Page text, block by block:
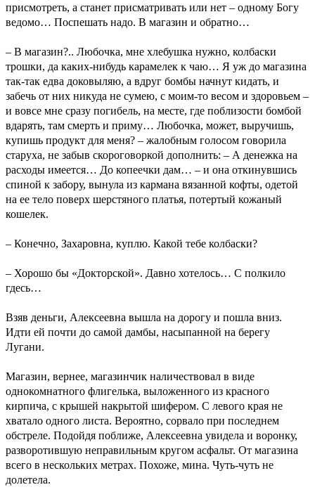
присмотреть, а станет присматривать или нет – одному Богу
ведомо… Поспешать надо. В магазин и обратно…
– В магазин?.. Любочка, мне хлебушка нужно, колбаски
трошки, да каких-нибудь карамелек к чаю… Я уж до магазина
так-так едва доковыляю, а вдруг бомбы начнут кидать, и
забечь от них никуда не сумею, с моим-то весом и здоровьем –
и вовсе мне сразу погибель, на месте, где поблизости бомбой
вдарять, там смерть и приму… Любочка, может, выручишь,
купишь продукт для меня? – жалобным голосом говорила
старуха, не забыв скороговоркой дополнить: – А денежка на
расходы имеется… До копеечки дам… – и она откинувшись
спиной к забору, вынула из кармана вязанной кофты, одетой
на ее тело поверх шерстяного платья, потертый кожаный
кошелек.
– Конечно, Захаровна, куплю. Какой тебе колбаски?
– Хорошо бы «Докторской». Давно хотелось… С полкило
гдесь…
Взяв деньги, Алексеевна вышла на дорогу и пошла вниз.
Идти ей почти до самой дамбы, насыпанной на берегу
Лугани.
Магазин, вернее, магазинчик наличествовал в виде
однокомнатного флигелька, выложенного из красного
кирпича, с крышей накрытой шифером. С левого края не
хватало одного листа. Вероятно, сорвало при последнем
обстреле. Подойдя поближе, Алексеевна увидела и воронку,
разворотившую неправильным кругом асфальт. От магазина
всего в нескольких метрах. Похоже, мина. Чуть-чуть не
долетела.